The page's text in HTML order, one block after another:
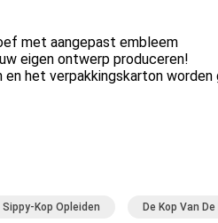
met aangepast embleem
eigen ontwerp produceren!
het verpakkingskarton worden
Kop Opleiden De Kop Van